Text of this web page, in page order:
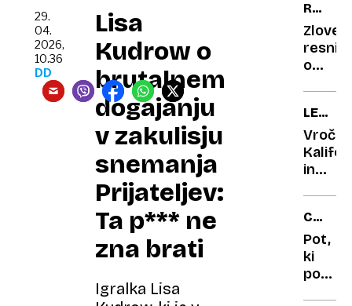
Lisa
Kudrow o
brutalnem
dogajanju
v zakulisju
snemanja
Prijateljev:
Ta p*** ne
zna brati
Igralka Lisa
29.
04.
2026,
10.36
DD
80-
ga
o
LETO
1966
Vroča
in
trupli
TRAIL
Pot,
ki